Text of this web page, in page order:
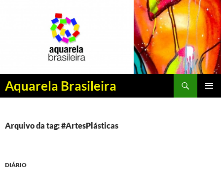
Aquarela Brasileira
Pesquisar
PULAR
CONTEÚDO
Arquivo da tag: #ArtesPlásticas
DIÁRIO